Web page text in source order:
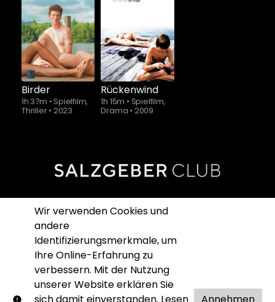
Wir verwenden Cookies und
andere
Identifizierungsmerkmale, um
Ihre Online-Erfahrung zu
verbessern. Mit der Nutzung
unserer Website erklären Sie
Schauen Sie
ab $5.90
Birder
1h 37m • Spielfilm,
Thriller• 2023
Rückenwind
1h 15m • Spielfilm,
Drama • 2009
Hilfe
Impressum
Datenschutz